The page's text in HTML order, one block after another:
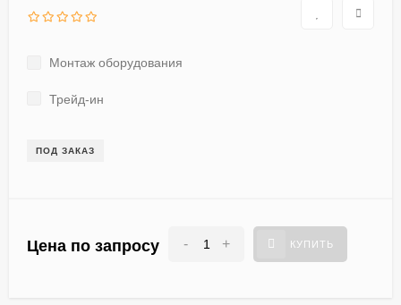
Монтаж оборудования
Трейд-ин
ПОД ЗАКАЗ
Цена по запросу - + КУПИТЬ